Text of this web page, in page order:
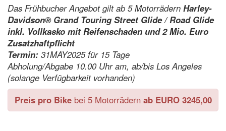
Das Frühbucher Angebot gilt ab 5 Motorrädern Harley-
Davidson® Grand Touring Street Glide / Road Glide
inkl. Vollkasko mit Reifenschaden und 2 Mio. Euro
Zusatzhaftpflicht
Termin: 31MAY2025 für 15 Tage
Abholung/Abgabe 10.00 Uhr am, ab/bis Los Angeles
(solange Verfügbarkeit vorhanden)
Preis pro Bikebei 5 Motorrädern ab EURO 3245,00